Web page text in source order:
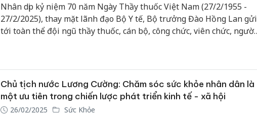
Nhân dịp kỷ niệm 70 năm Ngày Thầy thuốc Việt Nam (27/2/1955 -
27/2/2025), thay mặt lãnh đạo Bộ Y tế, Bộ trưởng Đào Hồng Lan gửi
tới toàn thể đội ngũ thầy thuốc, cán bộ, công chức, viên chức, người
Chủ tịch nước Lương Cường: Chăm sóc sức khỏe nhân dân là
một ưu tiên trong chiến lược phát triển kinh tế - xã hội
26/02/2025 Sức Khỏe